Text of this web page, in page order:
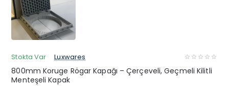
Stokta Var Luxwares
800mm Koruge Rögar Kapağı – Çerçeveli, Geçmeli Kilitli
Menteşeli Kapak